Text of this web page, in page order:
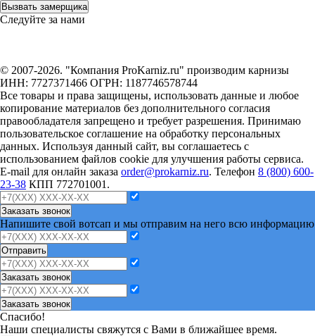
Вызвать замерщика
Следуйте за нами
© 2007-2026. "Компания ProKarniz.ru" производим карнизы
ИНН: 7727371466 ОГРН: 1187746578744
Все товары и права защищены, использовать данные и любое
копирование материалов без дополнительного согласия
правообладателя запрещено и требует разрешения. Принимаю
пользовательское соглашение на обработку персональных
данных. Используя данный сайт, вы соглашаетесь с
использованием файлов cookie для улучшения работы сервиса.
E-mail для онлайн заказа order@prokarniz.ru. Телефон 8 (800) 600-
23-38 КПП 772701001.
Заказать звонок
Напишите свой вотсап и мы отправим на него всю информацию
Отправить
Заказать звонок
Заказать звонок
Спасибо!
Наши специалисты свяжутся с Вами в ближайшее время.